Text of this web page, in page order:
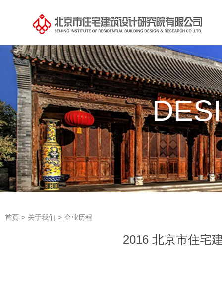
首页 > 关于我们 > 企业历程
2016 北京市住宅